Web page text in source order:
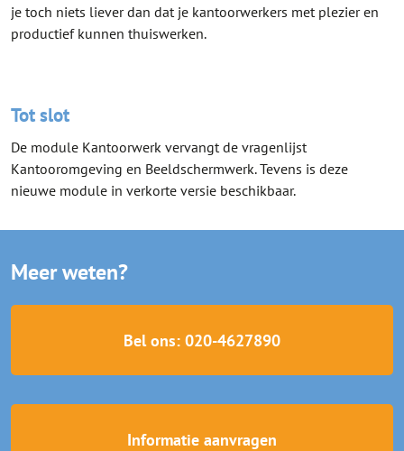
je toch niets liever dan dat je kantoorwerkers met plezier en
productief kunnen thuiswerken.
Tot slot
De module Kantoorwerk vervangt de vragenlijst
Kantooromgeving en Beeldschermwerk. Tevens is deze
nieuwe module in verkorte versie beschikbaar.
Meer weten?
Bel ons: 020-4627890
Informatie aanvragen